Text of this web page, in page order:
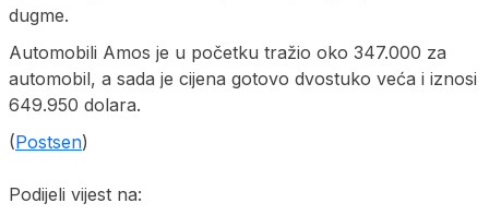
dugme.
Automobili Amos je u početku tražio oko 347.000 za
automobil, a sada je cijena gotovo dvostuko veća i iznosi
649.950 dolara.
(Postsen)
Podijeli vijest na: